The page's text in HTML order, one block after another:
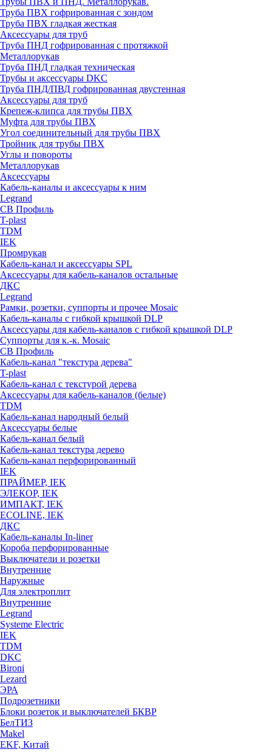
Труба ПВХ гофрированная с зондом
Труба ПВХ гладкая жесткая
Аксессуары для труб
Труба ПНД гофрированная с протяжкой
Металлорукав
Труба ПНД гладкая техническая
Трубы и аксессуары DKC
Труба ПНД/ПВД гофрированная двустенная
Аксессуары для труб
Крепеж-клипса для трубы ПВХ
Муфта для трубы ПВХ
Угол соединительный для трубы ПВХ
Тройник для трубы ПВХ
Углы и повороты
Металлорукав
Аксессуары
Кабель-каналы и аксессуары к ним
Legrand
СВ Профиль
T-plast
TDM
IEK
Промрукав
Кабель-канал и аксессуары SPL
Аксессуары для кабель-каналов остальные
ДКС
Legrand
Рамки, розетки, суппорты и прочее Mosaic
Кабель-каналы с гибкой крышкой DLP
Аксессуары для кабель-каналов с гибкой крышкой DLP
Суппорты для к.-к. Mosaic
СВ Профиль
Кабель-канал "текстура дерева"
T-plast
Кабель-канал с текстурой дерева
Аксессуары для кабель-каналов (белые)
TDM
Кабель-канал народный белый
Аксессуары белые
Кабель-канал белый
Кабель-канал текстура дерево
Кабель-канал перфорированный
IEK
ПРАЙМЕР, IEK
ЭЛЕКОР, IEK
ИМПАКТ, IEK
ECOLINE, IEK
ДКС
Кабель-каналы In-liner
Короба перфорированные
Выключатели и розетки
Внутренние
Наружные
Для электроплит
Внутренние
Legrand
Systeme Electric
IEK
TDM
DKC
Bironi
Lezard
ЭРА
Подрозетники
Блоки розеток и выключателей БКВР
БелТИЗ
Makel
EKF, Китай